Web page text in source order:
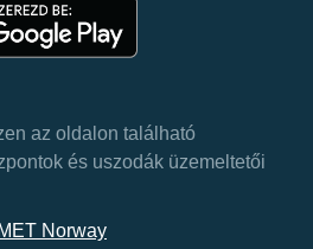
az oldalon található
és uszodák üzemeltetői
MET Norway